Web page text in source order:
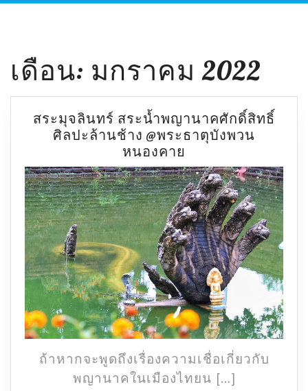
เดือน: มกราคม 2022
สระมุจลินทร์ สระน้ำพญานาคศักดิ์สิทธิ์
ศิลปะล้านช้าง @พระธาตุบังพวน
หนองคาย
มุ
จลิ
นทร์
สระ
น้ำ
พญานาค
ศักดิ์สิทธิ์
ศิลปะ
ล้าน
ช้าง
@พระ
ธาตุ
บัง
พวน
ถ้าหากจะพูดถึงเรื่องความเชื่อเกี่ยวกับ
พญานาคในเมืองไทยน […]